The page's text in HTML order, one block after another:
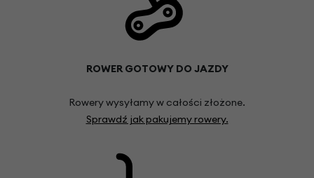
ROWER GOTOWY DO JAZDY
Rowery wysyłamy w całości złożone.
Sprawdź jak pakujemy rowery.